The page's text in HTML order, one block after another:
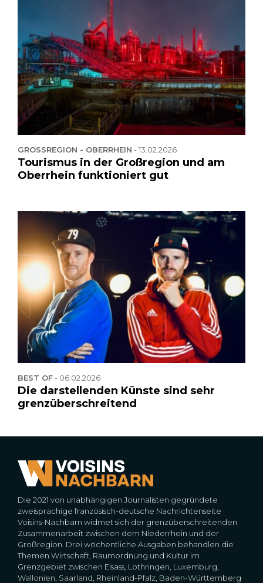
GROSSREGION - OBERRHEIN -13.02.2026
Tourismus in der Großregion und am
Oberrhein funktioniert gut
BEST OF- 06.02.2026
Die darstellenden Künste sind sehr
grenzüberschreitend
Die 2021 von unabhängigen Journalisten gegründete
zweisprachige französisch-deutsche Nachrichtenseite
Voisins-Nachbarn widmet sich der grenzüberschreitenden
Zusammenarbeit zwischen dem Niederrhein und der
Großregion. Drei wöchentliche Ausgaben behandlen die
Themen Wirtschaft, Raumordnung und Kultur im
Grenzgebiet zwischen Elsass, Lothringen, Luxemburg,
Wallonien, Saarland, Rheinland-Pfalz, Baden-Württemberg